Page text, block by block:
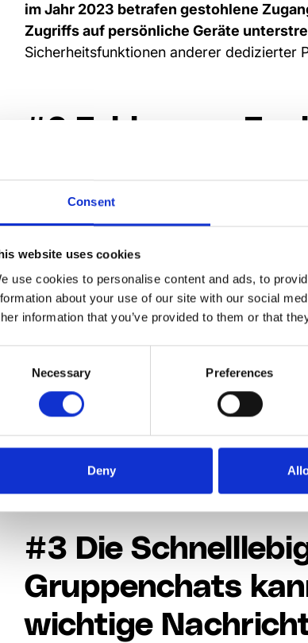
Consent
website uses cookies
use cookies to personalise content and ads, to
about your use of our site with our social
information that you’ve provided to them or that
Necessary Preferences
Deny
im Jahr 2023 betrafen gestohlene
Zugriffs auf persönliche Geräte
Sicherheitsfunktionen anderer dedizierter
#2 Fehlen von
Hast du schon einmal eine Handvoll
hinzugefügt, nur um festzustellen, dass
Teamchat hinzugefügt hast?
Wenn Sie ihren Namen lesen, wissen Sie,
hoffen müssen, dass sie nie geheime
zuzuweisen und sie dann zu löschen,
Dieses manuelle Verfahren ist ineffizient
Ressourcen.
#3 Die
Gruppenchats
wichtige